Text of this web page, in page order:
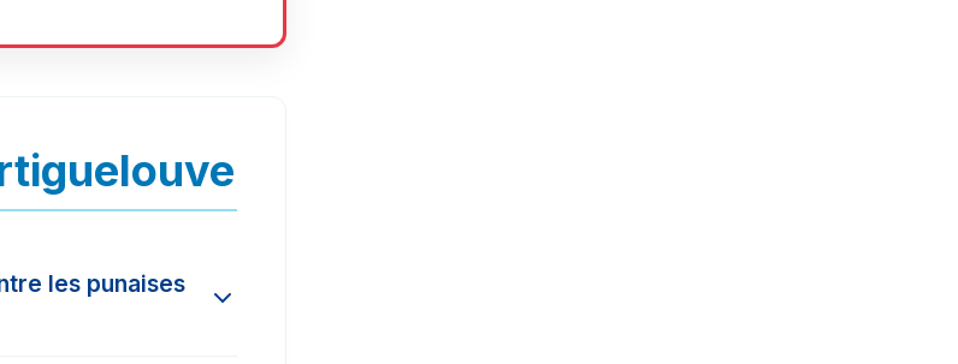
les punaises